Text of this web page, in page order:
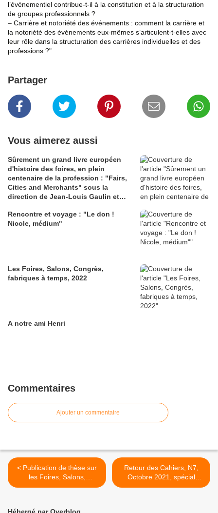
l’événementiel contribue-t-il à la constitution et à la structuration
de groupes professionnels ?
– Carrière et notoriété des événements : comment la carrière et
la notoriété des événements eux-mêmes s’articulent-t-elles avec
leur rôle dans la structuration des carrières individuelles et des
professions ?"
Partager
Vous aimerez aussi
Sûrement un grand livre européen
d'histoire des foires, en plein
centenaire de la profession : "Fairs,
Cities and Merchants" sous la
direction de Jean-Louis Gaulin et
Rencontre et voyage : "Le don !
Nicole, médium"
Les Foires, Salons, Congrès,
fabriques à temps, 2022
A notre ami Henri
Commentaires
Ajouter un commentaire
< Publication de thèse sur
les Foires, Salons,
Congrès, la Recherche et
Retour des Cahiers, N7,
Octobre 2021, spécial
EUROPE >